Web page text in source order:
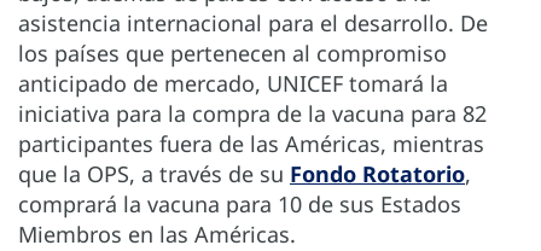
asistencia internacional para el desarrollo. De
los países que pertenecen al compromiso
anticipado de mercado, UNICEF tomará la
iniciativa para la compra de la vacuna para 82
participantes fuera de las Américas, mientras
que la OPS, a través de su Fondo Rotatorio,
comprará la vacuna para 10 de sus Estados
Miembros en las Américas.